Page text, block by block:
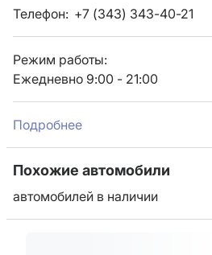
Телефон: +7 (343) 343-40-21
Режим работы:
Ежедневно 9:00 - 21:00
Подробнее
Похожие автомобили
автомобилей в наличии